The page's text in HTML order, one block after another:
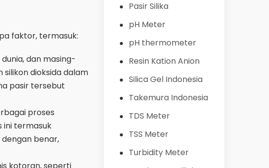
faktor, termasuk:
dan masing-
silikon dioksida dalam
pasir tersebut
proses
ini termasuk
benar,
Pasir Silika
pH Meter
pH thermometer
Resin Kation Anion
Silica Gel Indonesia
Takemura Indonesia
TDS Meter
TSS Meter
Turbidity Meter